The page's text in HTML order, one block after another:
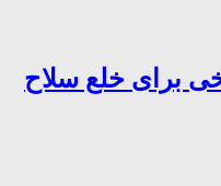
برای خلع سلاح